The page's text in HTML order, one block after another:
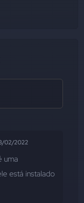
02/2022
uma
está instalado